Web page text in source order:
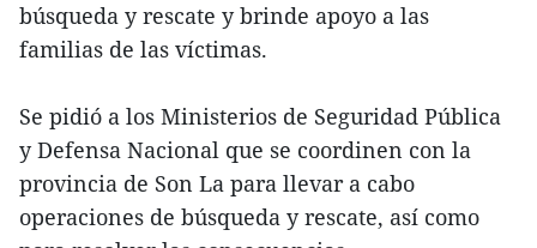
búsqueda y rescate y brinde apoyo a las
familias de las víctimas.
Se pidió a los Ministerios de Seguridad Pública
y Defensa Nacional que se coordinen con la
provincia de Son La para llevar a cabo
operaciones de búsqueda y rescate, así como